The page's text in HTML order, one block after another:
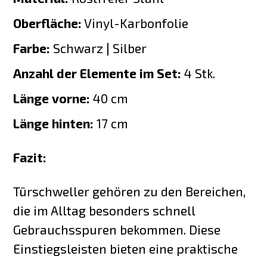
Oberfläche: Vinyl-Karbonfolie
Farbe: Schwarz | Silber
Anzahl der Elemente im Set: 4 Stk.
Länge vorne: 40 cm
Länge hinten: 17 cm
Fazit:
Türschweller gehören zu den Bereichen,
die im Alltag besonders schnell
Gebrauchsspuren bekommen. Diese
Einstiegsleisten bieten eine praktische